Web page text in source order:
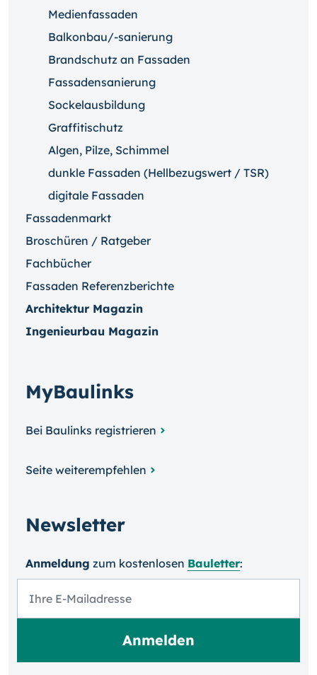
Medienfassaden
Balkonbau/-sanierung
Brandschutz an Fassaden
Fassadensanierung
Sockelausbildung
Graffitischutz
Algen, Pilze, Schimmel
dunkle Fassaden (Hellbezugswert / TSR)
digitale Fassaden
Fassadenmarkt
Broschüren / Ratgeber
Fachbücher
Fassaden Referenzberichte
Architektur Magazin
Ingenieurbau Magazin
MyBaulinks
Bei Baulinks registrieren
Seite weiterempfehlen
Newsletter
Anmeldung zum kosten­losen Bauletter: